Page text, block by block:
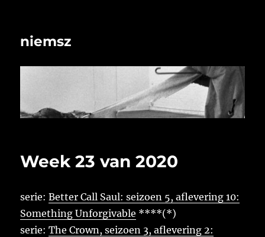
niemsz
Week 23 van 2020
serie:Better Call Saul: seizoen 5, aflevering 10:
Something Unforgivable ****(*)
serie:The Crown, seizoen 3, aflevering 2: